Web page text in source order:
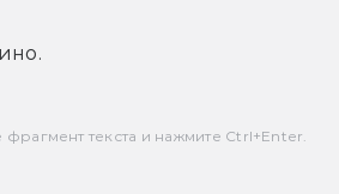
текста и нажмите Ctrl+Enter.